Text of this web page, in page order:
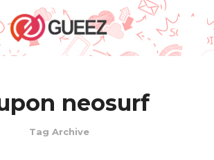
neosurf
Tag Archive